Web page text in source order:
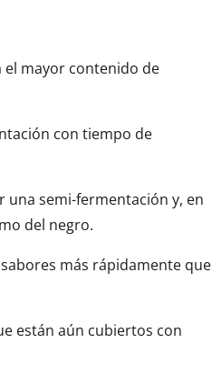
el mayor contenido de
con tiempo de
una semi-fermentación y, en
del negro.
más rápidamente que
están aún cubiertos con